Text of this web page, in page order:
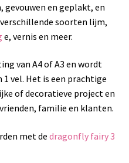
gevouwen en geplakt, en
soorten lijm,
e, vernis en meer.
van A4 of A3 en wordt
vel. Het is een prachtige
of decoratieve project en
familie en klanten.
met de dragonfly fairy 3